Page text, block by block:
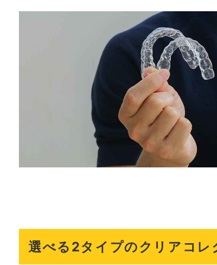
選べる2タイプのクリアコレ